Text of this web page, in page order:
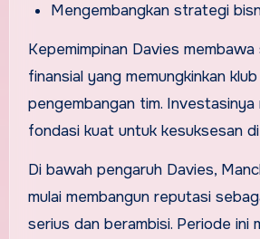
Mengembangkan strategi
Kepemimpinan Davies
finansial yang memungkinkan
pengembangan tim. Investasinya
fondasi kuat untuk kesuksesan
Di bawah pengaruh Davies,
mulai membangun reputasi
serius dan berambisi. Periode ini